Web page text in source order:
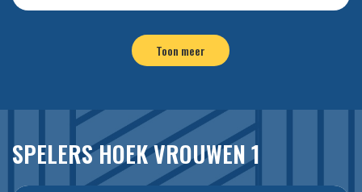
Toon meer
SPELERS HOEK VROUWEN 1